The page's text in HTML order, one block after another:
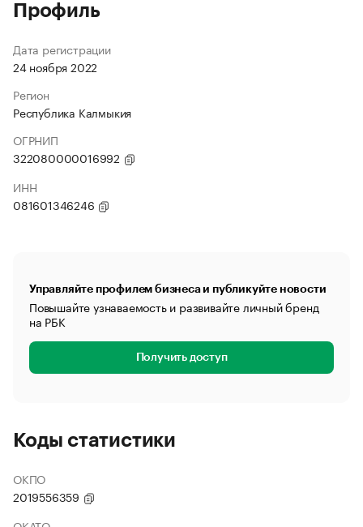
Профиль
Дата регистрации
24 ноября 2022
Регион
Республика Калмыкия
ОГРНИП
322080000016992
ИНН
081601346246
Управляйте профилем бизнеса и публикуйте новости
Повышайте узнаваемость и развивайте личный бренд
на РБК
Получить доступ
Коды статистики
ОКПО
2019556359